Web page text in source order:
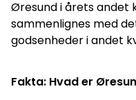
Øresund i årets andet
sammenlignes med
godsenheder i andet
Fakta: Hvad er